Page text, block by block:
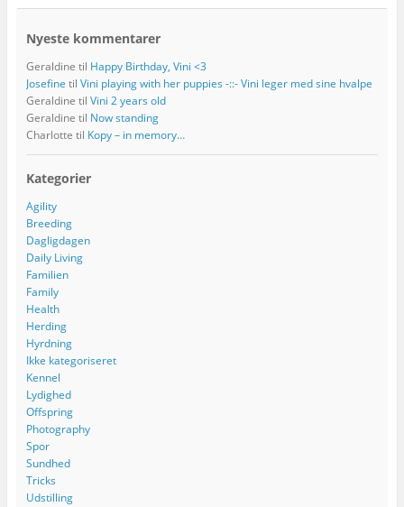
Nyeste kommentarer
Geraldine til Happy Birthday, Vini <3
Josefine til Vini playing with her puppies -::- Vini leger med sine hvalpe
Geraldine til Vini 2 years old
Geraldine til Now standing
Charlotte til Kopy – in memory…
Kategorier
Agility
Breeding
Dagligdagen
Daily Living
Familien
Family
Health
Herding
Hyrdning
Ikke kategoriseret
Kennel
Lydighed
Offspring
Photography
Spor
Sundhed
Tricks
Udstilling